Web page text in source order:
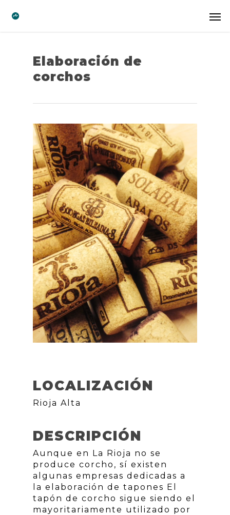
Elaboración de
corchos
LOCALIZACIÓN
Rioja Alta
DESCRIPCIÓN
Aunque en La Rioja no se
produce corcho, sí existen
algunas empresas dedicadas a
la elaboración de tapones El
tapón de corcho sigue siendo el
mayoritariamente utilizado por